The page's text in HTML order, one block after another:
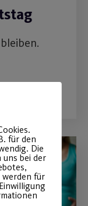
für den
Die
bei der
werden für